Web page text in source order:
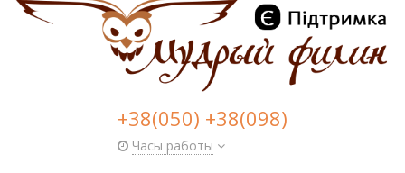
+38(050) +38(098)
Часы работы